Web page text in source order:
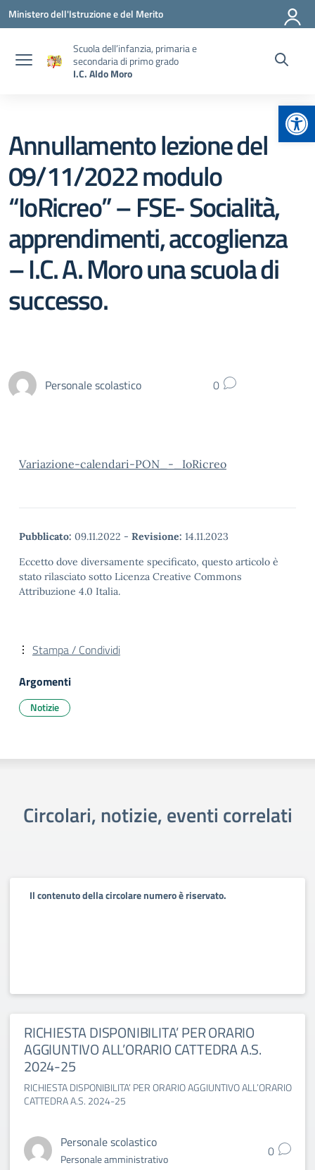
Vai ai contenuti
Vai al menu di navigazione
Vai al footer
Ministero dell'Istruzione e del Merito
Scuola dell’infanzia, primaria e
secondaria di primo grado
I.C. Aldo Moro
Annullamento lezione del
09/11/2022 modulo
“IoRicreo” – FSE- Socialità,
apprendimenti, accoglienza
– I.C. A. Moro una scuola di
successo.
Personale scolastico 0
Variazione-calendari-PON_-_IoRicreo
Pubblicato: 09.11.2022 - Revisione: 14.11.2023
Eccetto dove diversamente specificato, questo articolo è
stato rilasciato sotto Licenza Creative Commons
Attribuzione 4.0 Italia.
Stampa / Condividi
Argomenti
Notizie
Circolari, notizie, eventi correlati
Il contenuto della circolare numero è riservato.
RICHIESTA DISPONIBILITA’ PER ORARIO
AGGIUNTIVO ALL’ORARIO CATTEDRA A.S.
2024-25
RICHIESTA DISPONIBILITA’ PER ORARIO AGGIUNTIVO ALL’ORARIO
CATTEDRA A.S. 2024-25
Personale scolastico
Personale amministrativo 0